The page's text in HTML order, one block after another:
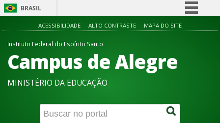
BRASIL
Simplifique!
Acesso à informação
Canais
ACESSIBILIDADE ALTO CONTRASTE MAPA DO SITE
Instituto Federal do Espírito Santo
Campus de Alegre
MINISTÉRIO DA EDUCAÇÃO